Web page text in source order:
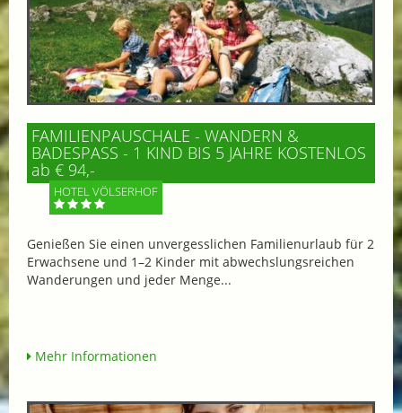
FAMILIENPAUSCHALE - WANDERN &
BADESPASS - 1 KIND BIS 5 JAHRE KOSTENLOS
ab € 94,-
HOTEL VÖLSERHOF
Genießen Sie einen unvergesslichen Familienurlaub für 2
Erwachsene und 1–2 Kinder mit abwechslungsreichen
Wanderungen und jeder Menge...
Mehr Informationen